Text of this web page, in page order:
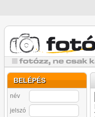
BELÉPÉS
név
jelszó